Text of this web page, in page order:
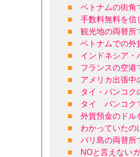
■
ベトナムの街角
■
手数料無料を信
■
観光地の両替所
■
ベトナムでの外
■
インドネシア・
■
フランスの空港
■
アメリカ出張中
■
タイ・バンコク
■
タイ バンコク
■
外貨預金のドル
■
わかっていたの
■
バリ島の両替所
■
NOと言えない